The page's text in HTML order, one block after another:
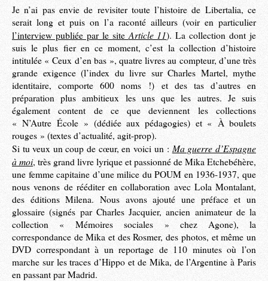
Je n’ai pas envie de revisiter toute l’histoire de Libertalia, ce
serait long et puis on l’a raconté ailleurs (voir en particulier
l’interview publiée par le siteArticle 11). La collection dont je
suis le plus fier en ce moment, c’est la collection d’histoire
intitulée « Ceux d’en bas », quatre livres au compteur, d’une très
grande exigence (l’index du livre sur Charles Martel, mythe
identitaire, comporte 600 noms !) et des tas d’autres en
préparation plus ambitieux les uns que les autres. Je suis
également content de ce que deviennent les collections
« N’Autre École » (dédiée aux pédagogies) et « À boulets
rouges » (textes d’actualité, agit-prop).
Si tu veux un coup de cœur, en voici un : Ma guerre d’Espagne
à moi, très grand livre lyrique et passionné de Mika Etchebéhère,
une femme capitaine d’une milice du POUM en 1936-1937, que
nous venons de rééditer en collaboration avec Lola Montalant,
des éditions Milena. Nous avons ajouté une préface et un
glossaire (signés par Charles Jacquier, ancien animateur de la
collection « Mémoires sociales » chez Agone), la
correspondance de Mika et des Rosmer, des photos, et même un
DVD correspondant à un reportage de 110 minutes où l’on
marche sur les traces d’Hippo et de Mika, de l’Argentine à Paris
en passant par Madrid.